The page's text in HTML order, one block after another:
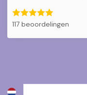
117 beoordelingen